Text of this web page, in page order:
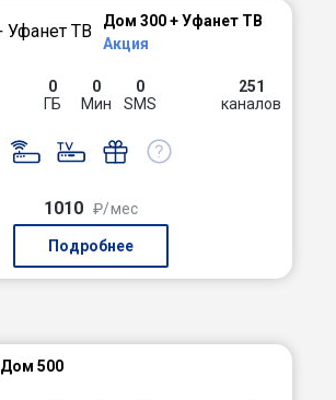
Дом 300 + Уфанет ТВ
Акция
0
ГБ
0
Мин
0
SMS
251
каналов
1010 ₽/мес
Подробнее
Дом 500